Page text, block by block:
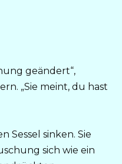
geändert“,
„Sie meint, du hast
Sessel sinken. Sie
sich wie ein